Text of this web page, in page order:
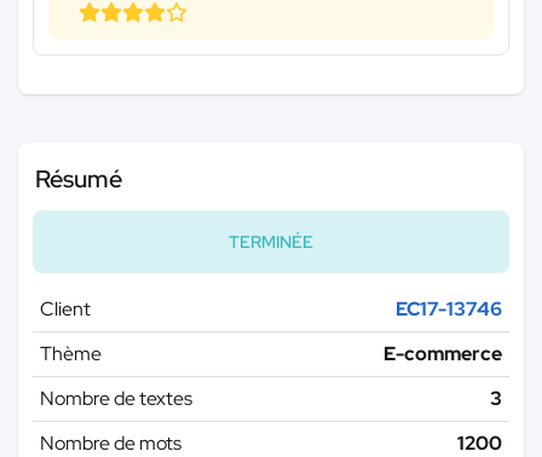
Résumé
TERMINÉE
Client
EC17-13746
Thème
E-commerce
Nombre de textes
3
Nombre de mots
1200